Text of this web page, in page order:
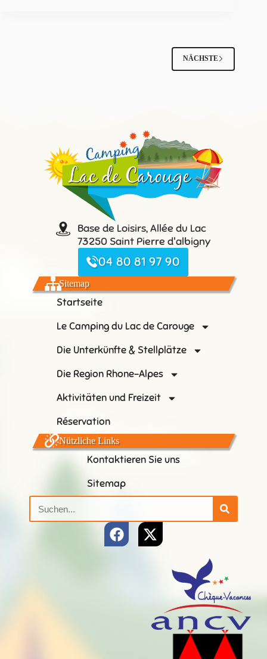
NÄCHSTE
Base de Loisirs, Allée du Lac
73250 Saint Pierre d'albigny
04 80 81 97 90
Sitemap
Startseite
Le Camping du Lac de Carouge
Die Unterkünfte & Stellplätze
Die Region Rhone-Alpes
Aktivitäten und Freizeit
Réservation
Nützliche Links
Kontaktieren Sie uns
Sitemap